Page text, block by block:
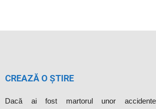
CREAZĂ O ȘTIRE
Dacă ai fost martorul unor